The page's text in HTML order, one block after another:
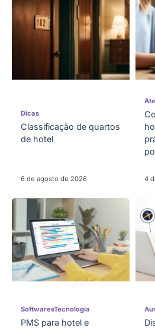
Dicas
Classificação de quartos
de hotel
6 de agosto de 2026 4
SoftwaresTecnologia
PMS para hotel e